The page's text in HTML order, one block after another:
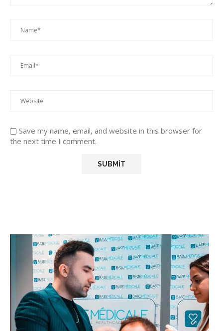
Save my name, email, and website in this browser for
the next time I comment.